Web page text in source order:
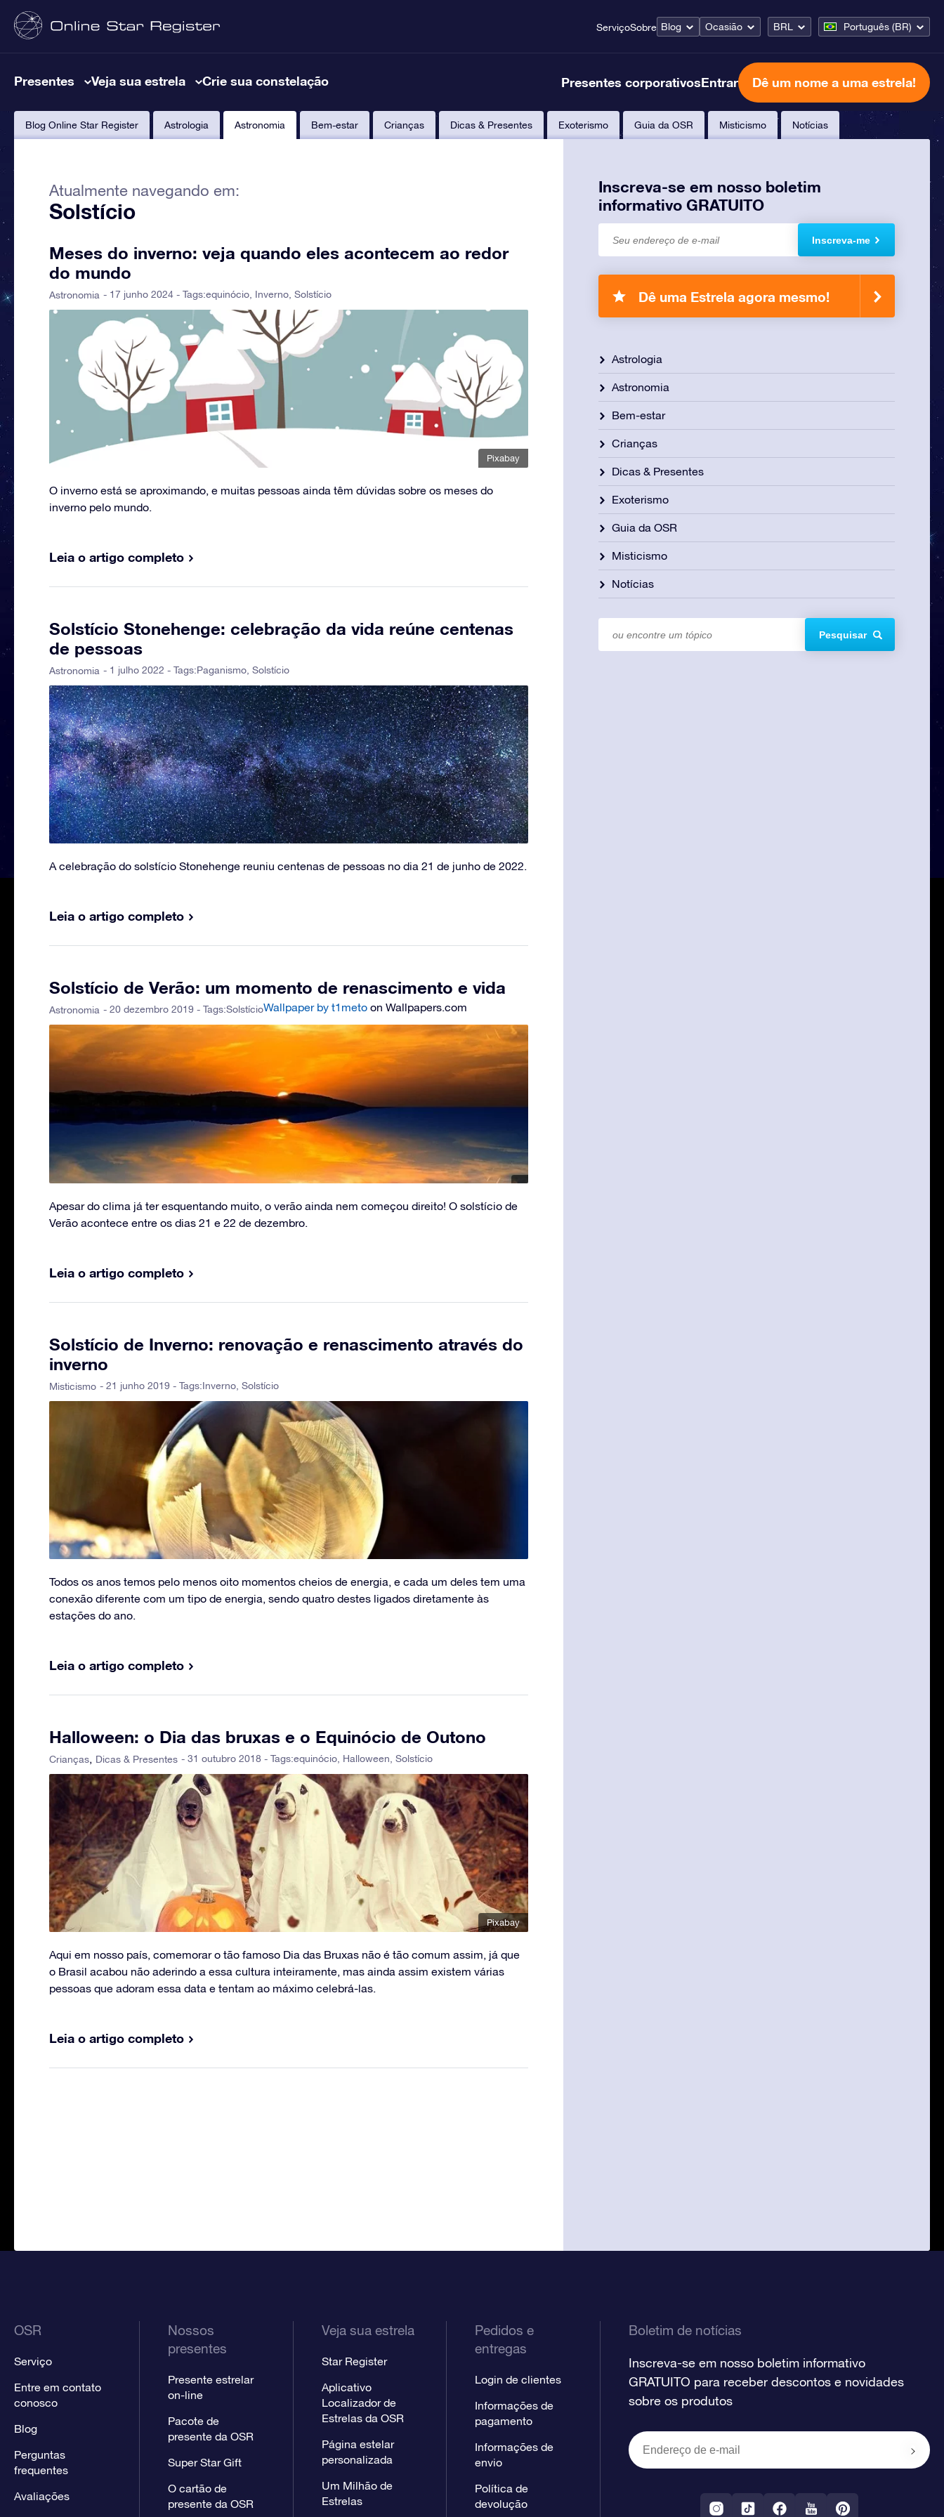
ServiçoSobre Blog Ocasião BRL Português (BR)
Presentes Veja sua estrela Crie sua constelação Presentes corporativosEntrar Dê um nome a uma estrela!
Blog Online Star Register Astrologia Astronomia Bem-estar Crianças Dicas & Presentes Exoterismo Guia da OSR Misticismo Notícias
Atualmente navegando em:
Solstício
Meses do inverno: veja quando eles acontecem ao redor
do mundo
Astronomia - 17 junho 2024 - Tags:equinócio Inverno Solstício
Pixabay
O inverno está se aproximando, e muitas pessoas ainda têm dúvidas sobre os meses do
inverno pelo mundo.
Leia o artigo completo
Solstício Stonehenge: celebração da vida reúne centenas
de pessoas
Astronomia - 1 julho 2022 - Tags:Paganismo Solstício
A celebração do solstício Stonehenge reuniu centenas de pessoas no dia 21 de junho de 2022.
Leia o artigo completo
Solstício de Verão: um momento de renascimento e vida
Astronomia - 20 dezembro 2019 - Tags:SolstícioWallpaper by t1meto on Wallpapers.com
Apesar do clima já ter esquentando muito, o verão ainda nem começou direito! O solstício de
Verão acontece entre os dias 21 e 22 de dezembro.
Leia o artigo completo
Solstício de Inverno: renovação e renascimento através do
inverno
Misticismo - 21 junho 2019 - Tags:Inverno Solstício
Todos os anos temos pelo menos oito momentos cheios de energia, e cada um deles tem uma
conexão diferente com um tipo de energia, sendo quatro destes ligados diretamente às
estações do ano.
Leia o artigo completo
Halloween: o Dia das bruxas e o Equinócio de Outono
Crianças Dicas & Presentes - 31 outubro 2018 - Tags:equinócio Halloween Solstício
Pixabay
Aqui em nosso país, comemorar o tão famoso Dia das Bruxas não é tão comum assim, já que
o Brasil acabou não aderindo a essa cultura inteiramente, mas ainda assim existem várias
pessoas que adoram essa data e tentam ao máximo celebrá-las.
Leia o artigo completo
Inscreva-se em nosso boletim
informativo GRATUITO
Inscreva-me
Dê uma Estrela agora mesmo!
Astrologia
Astronomia
Bem-estar
Crianças
Dicas & Presentes
Exoterismo
Guia da OSR
Misticismo
Notícias
Pesquisar
OSR
Serviço
Entre em contato
conosco
Blog
Perguntas
frequentes
Avaliações
Nossos
presentes
Presente estrelar
on-line
Pacote de
presente da OSR
Super Star Gift
O cartão de
presente da OSR
Veja sua estrela
Star Register
Aplicativo
Localizador de
Estrelas da OSR
Página estelar
personalizada
Um Milhão de
Estrelas
Pedidos e
entregas
Login de clientes
Informações de
pagamento
Informações de
envio
Política de
devolução
Boletim de notícias
Inscreva-se em nosso boletim informativo
GRATUITO para receber descontos e novidades
sobre os produtos